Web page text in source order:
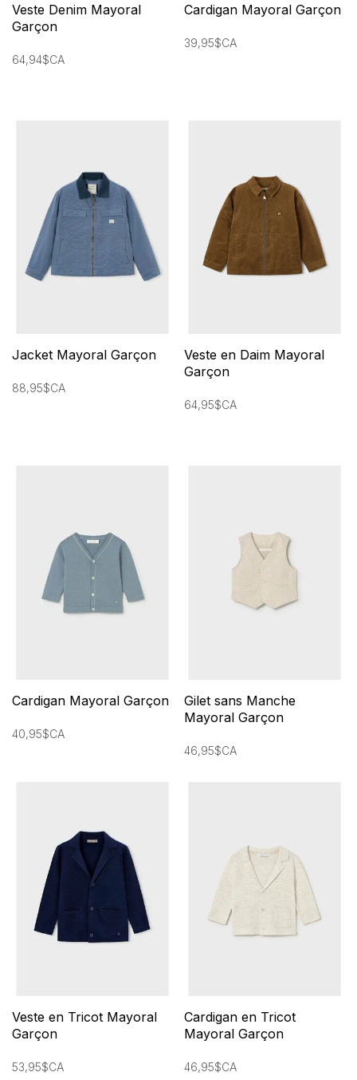
Veste Denim Mayoral
Garçon
64,94$CA
Cardigan Mayoral Garçon
39,95$CA
Jacket Mayoral Garçon
88,95$CA
Veste en Daim Mayoral
Garçon
64,95$CA
Cardigan Mayoral Garçon
40,95$CA
Gilet sans Manche
Mayoral Garçon
46,95$CA
Veste en Tricot Mayoral
Garçon
53,95$CA
Cardigan en Tricot
Mayoral Garçon
46,95$CA